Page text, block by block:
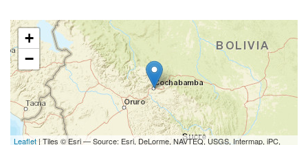
+
−
Leaflet | Tiles © Esri — Source: Esri, DeLorme, NAVTEQ, USGS, Intermap, iPC,